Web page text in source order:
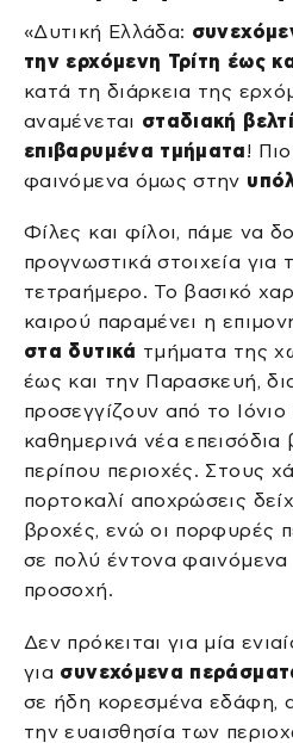
«Δυτική Ελλάδα:
την ερχόμενη Τρίτη έως
κατά τη διάρκεια της
αναμένεται σταδιακή
επιβαρυμένα τμήματα!
φαινόμενα όμως στην
Φίλες και φίλοι, πάμε να
προγνωστικά στοιχεία για
τετραήμερο. Το βασικό
καιρού παραμένει η
στα δυτικά τμήματα της
έως και την Παρασκευή,
προσεγγίζουν από το Ιόνιο
καθημερινά νέα επεισόδια
περίπου περιοχές. Στους
πορτοκαλί αποχρώσεις
βροχές, ενώ οι πορφυρές
σε πολύ έντονα φαινόμενα
προσοχή.
Δεν πρόκειται για μία
για συνεχόμενα
σε ήδη κορεσμένα εδάφη,
την ευαισθησία των